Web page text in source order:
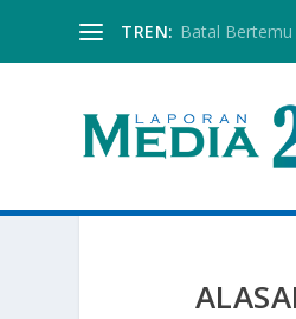
TREN: Batal